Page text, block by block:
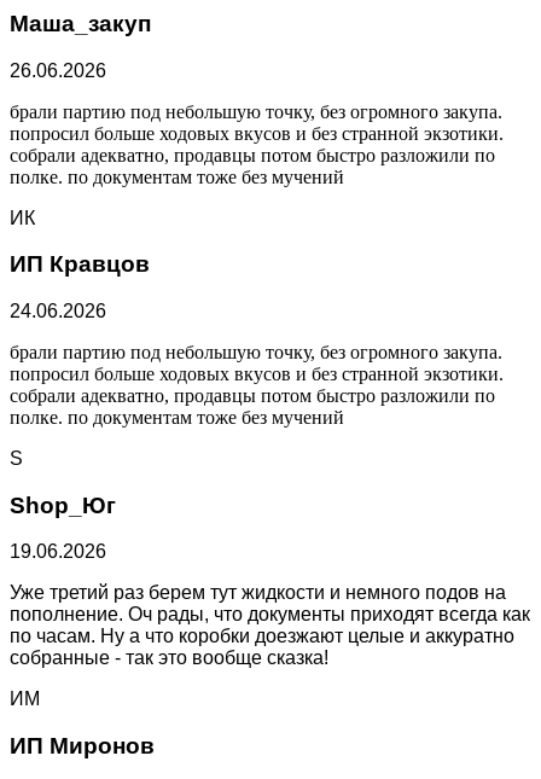
Маша_закуп
26.06.2026
брали партию под небольшую точку, без огромного закупа.
попросил больше ходовых вкусов и без странной экзотики.
собрали адекватно, продавцы потом быстро разложили по
полке. по документам тоже без мучений
ИК
ИП Кравцов
24.06.2026
брали партию под небольшую точку, без огромного закупа.
попросил больше ходовых вкусов и без странной экзотики.
собрали адекватно, продавцы потом быстро разложили по
полке. по документам тоже без мучений
S
Shop_Юг
19.06.2026
Уже третий раз берем тут жидкости и немного подов на
пополнение. Оч рады, что документы приходят всегда как
по часам. Ну а что коробки доезжают целые и аккуратно
собранные - так это вообще сказка!
ИМ
ИП Миронов